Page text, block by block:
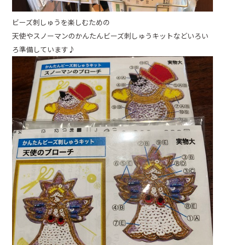
ビーズ刺しゅうを楽しむための
天使やスノーマンのかんたんビーズ刺しゅうキットなどいろい
ろ準備しています♪